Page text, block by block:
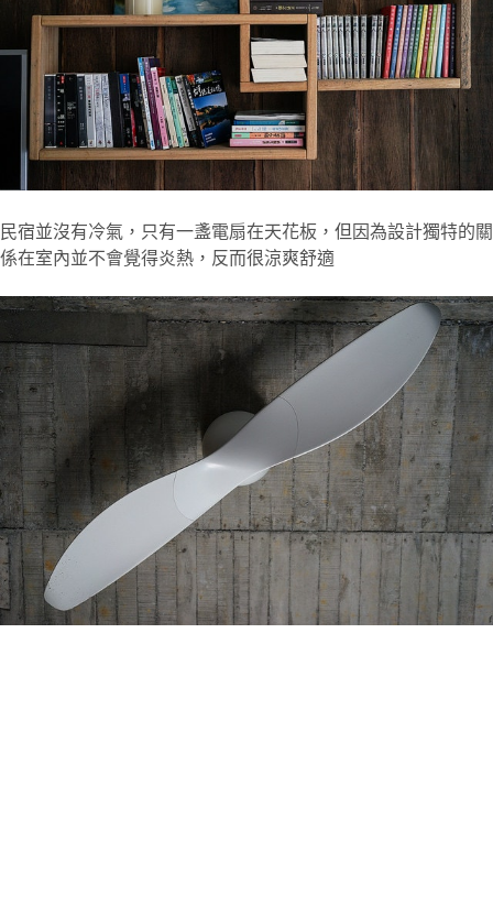
民宿並沒有冷氣，只有一盞電扇在天花板，但因為設計獨特的關
係在室內並不會覺得炎熱，反而很涼爽舒適